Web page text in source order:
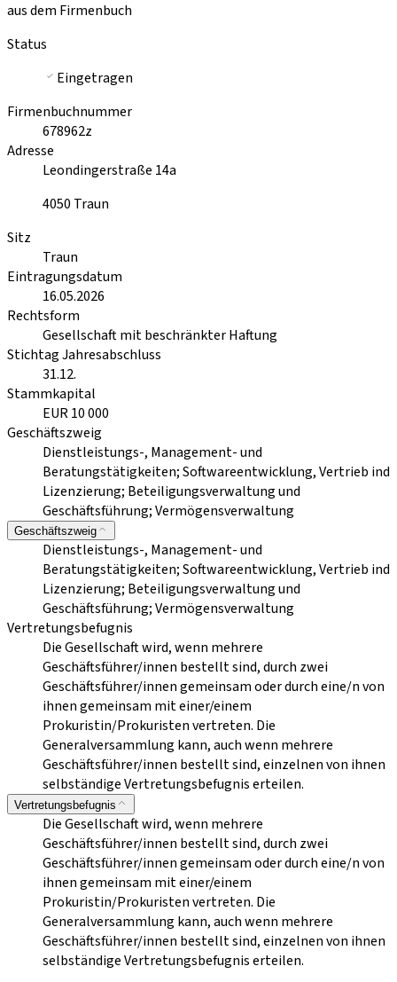
aus dem Firmenbuch
Status
Eingetragen
Firmenbuchnummer
678962z
Adresse
Leondingerstraße 14a
4050 Traun
Sitz
Traun
Eintragungsdatum
16.05.2026
Rechtsform
Gesellschaft mit beschränkter Haftung
Stichtag Jahresabschluss
31.12.
Stammkapital
EUR 10 000
Geschäftszweig
Dienstleistungs-, Management- und
Beratungstätigkeiten; Softwareentwicklung, Vertrieb ind
Lizenzierung; Beteiligungsverwaltung und
Geschäftsführung; Vermögensverwaltung
Geschäftszweig
Dienstleistungs-, Management- und
Beratungstätigkeiten; Softwareentwicklung, Vertrieb ind
Lizenzierung; Beteiligungsverwaltung und
Geschäftsführung; Vermögensverwaltung
Vertretungsbefugnis
Die Gesellschaft wird, wenn mehrere
Geschäftsführer/innen bestellt sind, durch zwei
Geschäftsführer/innen gemeinsam oder durch eine/n von
ihnen gemeinsam mit einer/einem
Prokuristin/Prokuristen vertreten. Die
Generalversammlung kann, auch wenn mehrere
Geschäftsführer/innen bestellt sind, einzelnen von ihnen
selbständige Vertretungsbefugnis erteilen.
Vertretungsbefugnis
Die Gesellschaft wird, wenn mehrere
Geschäftsführer/innen bestellt sind, durch zwei
Geschäftsführer/innen gemeinsam oder durch eine/n von
ihnen gemeinsam mit einer/einem
Prokuristin/Prokuristen vertreten. Die
Generalversammlung kann, auch wenn mehrere
Geschäftsführer/innen bestellt sind, einzelnen von ihnen
selbständige Vertretungsbefugnis erteilen.